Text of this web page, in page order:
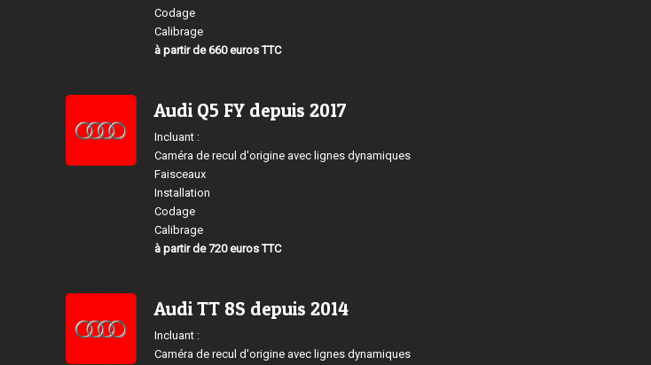
Codage
Calibrage
à partir de 660 euros TTC
Audi Q5 FY depuis 2017
Incluant :
Caméra de recul d'origine avec lignes dynamiques
Faisceaux
Installation
Codage
Calibrage
à partir de 720 euros TTC
Audi TT 8S depuis 2014
Incluant :
Caméra de recul d'origine avec lignes dynamiques